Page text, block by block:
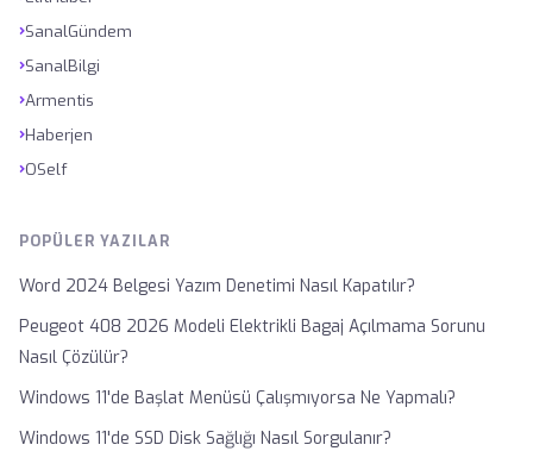
›SanalGündem
›SanalBilgi
›Armentis
›Haberjen
›OSelf
POPÜLER YAZILAR
Word 2024 Belgesi Yazım Denetimi Nasıl Kapatılır?
Peugeot 408 2026 Modeli Elektrikli Bagaj Açılmama Sorunu
Nasıl Çözülür?
Windows 11'de Başlat Menüsü Çalışmıyorsa Ne Yapmalı?
Windows 11'de SSD Disk Sağlığı Nasıl Sorgulanır?